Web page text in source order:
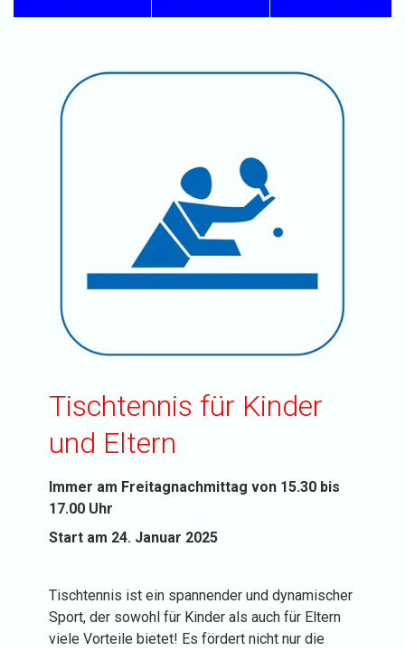
Tischtennis für Kinder
und Eltern
Immer am Freitagnachmittag von 15.30 bis
17.00 Uhr
Start am 24. Januar 2025
Tischtennis ist ein spannender und dynamischer
Sport, der sowohl für Kinder als auch für Eltern
viele Vorteile bietet! Es fördert nicht nur die